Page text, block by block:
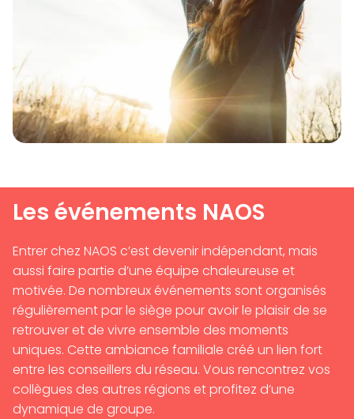
Les événements NAOS
Entrer chez NAOS c’est devenir indépendant, mais
aussi faire partie d’une équipe chaleureuse et
motivée. De nombreux événements sont organisés
régulièrement par le siège pour avoir le plaisir de se
retrouver et de vivre ensemble des moments
uniques. Cette ambiance familiale créé un lien fort
entre les conseillers du réseau. Vous rencontrez vos
collègues des autres régions et profitez d’une
dynamique de groupe.